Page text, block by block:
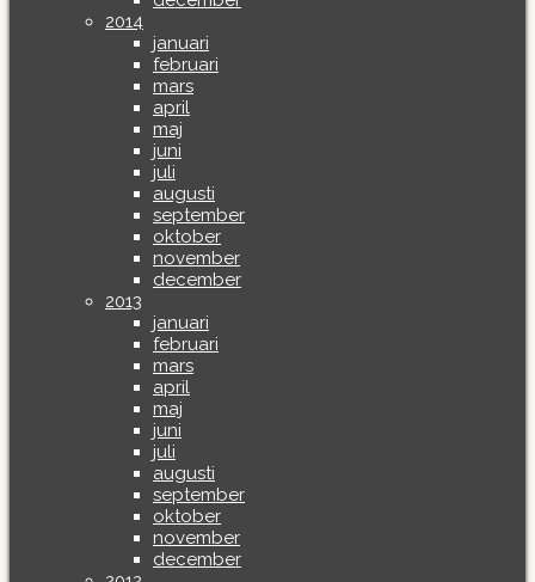
2014
januari
februari
mars
april
maj
juni
juli
augusti
september
oktober
november
december
2013
januari
februari
mars
april
maj
juni
juli
augusti
september
oktober
november
december